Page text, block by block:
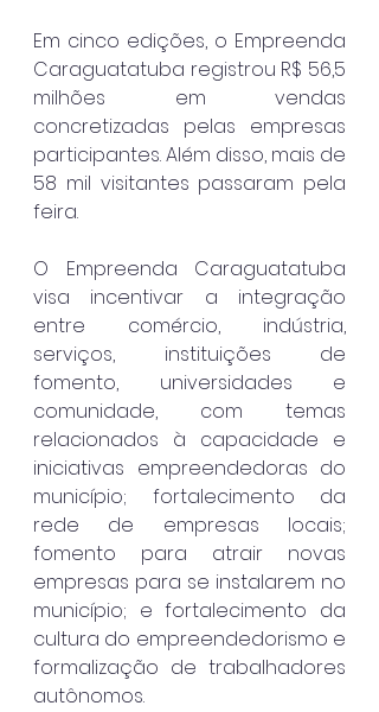
Em cinco edições, o Empreenda
Caraguatatuba registrou R$ 56,5
milhões em vendas
concretizadas pelas empresas
participantes. Além disso, mais de
58 mil visitantes passaram pela
feira.
O Empreenda Caraguatatuba
visa incentivar a integração
entre comércio, indústria,
serviços, instituições de
fomento, universidades e
comunidade, com temas
relacionados à capacidade e
iniciativas empreendedoras do
município; fortalecimento da
rede de empresas locais;
fomento para atrair novas
empresas para se instalarem no
município; e fortalecimento da
cultura do empreendedorismo e
formalização de trabalhadores
autônomos.